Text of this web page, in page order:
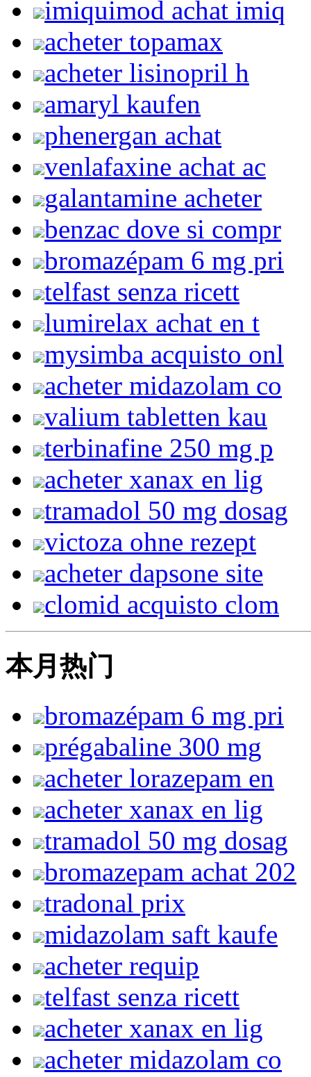
imiquimod achat imiq
acheter topamax
acheter lisinopril h
amaryl kaufen
phenergan achat
venlafaxine achat ac
galantamine acheter
benzac dove si compr
bromazépam 6 mg pri
telfast senza ricett
lumirelax achat en t
mysimba acquisto onl
acheter midazolam co
valium tabletten kau
terbinafine 250 mg p
acheter xanax en lig
tramadol 50 mg dosag
victoza ohne rezept
acheter dapsone site
clomid acquisto clom
本月热门
bromazépam 6 mg pri
prégabaline 300 mg
acheter lorazepam en
acheter xanax en lig
tramadol 50 mg dosag
bromazepam achat 202
tradonal prix
midazolam saft kaufe
acheter requip
telfast senza ricett
acheter xanax en lig
acheter midazolam co